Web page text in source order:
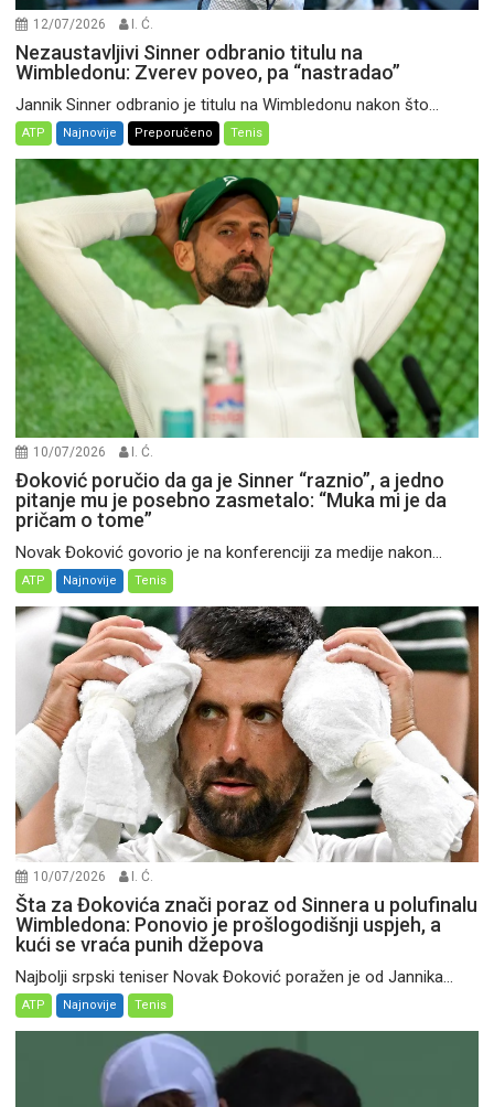
12/07/2026 I. Ć.
Nezaustavljivi Sinner odbranio titulu na
Wimbledonu: Zverev poveo, pa “nastradao”
Jannik Sinner odbranio je titulu na Wimbledonu nakon što...
ATP Najnovije Preporučeno Tenis
10/07/2026 I. Ć.
Đoković poručio da ga je Sinner “raznio”, a jedno
pitanje mu je posebno zasmetalo: “Muka mi je da
pričam o tome”
Novak Đoković govorio je na konferenciji za medije nakon...
ATP Najnovije Tenis
10/07/2026 I. Ć.
Šta za Đokovića znači poraz od Sinnera u polufinalu
Wimbledona: Ponovio je prošlogodišnji uspjeh, a
kući se vraća punih džepova
Najbolji srpski teniser Novak Đoković poražen je od Jannika...
ATP Najnovije Tenis